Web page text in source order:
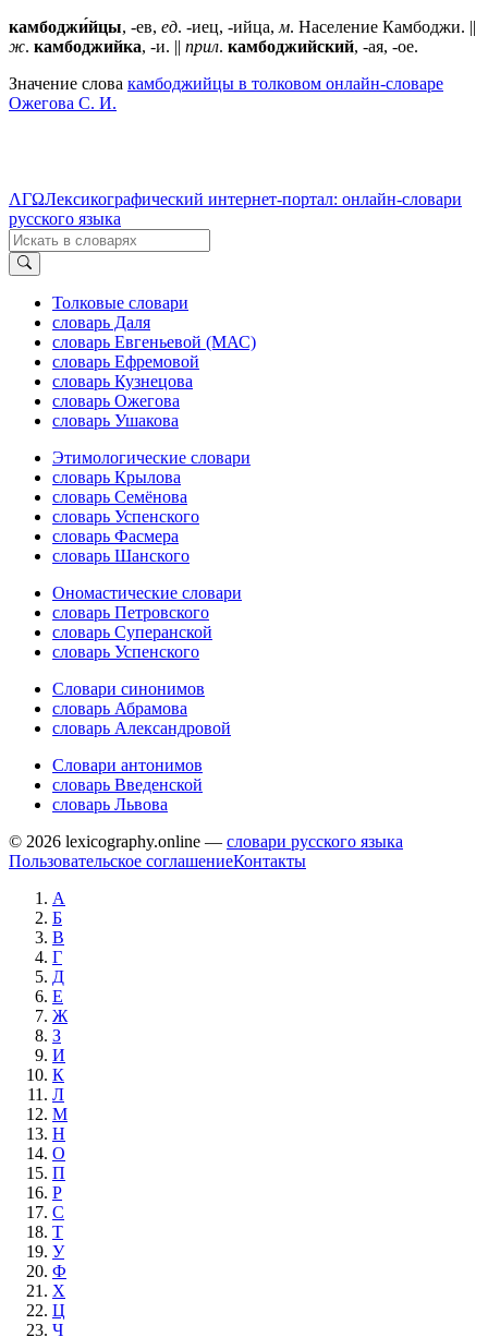
камбоджи́йцы, -ев, ед. -иец, -ийца, м. Население Камбоджи. ||
ж. камбоджийка, -и. || прил. камбоджийский, -ая, -ое.
Значение слова камбоджийцы в толковом онлайн-словаре
Ожегова C. И.
ΛΓΩЛексикографический интернет-портал: онлайн-словари
русского языка
Толковые словари
словарь Даля
словарь Евгеньевой (МАС)
словарь Ефремовой
словарь Кузнецова
словарь Ожегова
словарь Ушакова
Этимологические словари
словарь Крылова
словарь Семёнова
словарь Успенского
словарь Фасмера
словарь Шанского
Ономастические словари
словарь Петровского
словарь Суперанской
словарь Успенского
Словари синонимов
словарь Абрамова
словарь Александровой
Словари антонимов
словарь Введенской
словарь Львова
© 2026 lexicography.online — словари русского языка
Пользовательское соглашениеКонтакты
А
Б
В
Г
Д
Е
Ж
З
И
К
Л
М
Н
О
П
Р
С
Т
У
Ф
Х
Ц
Ч